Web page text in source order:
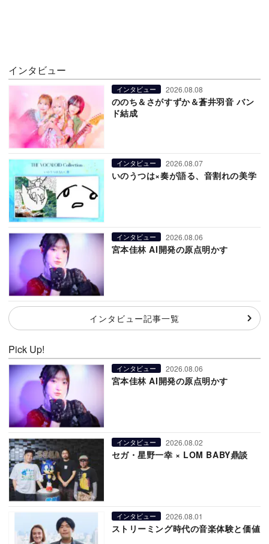
インタビュー
インタビュー 2026.08.08
ののち＆さがすずか＆蒼井羽音 バン
ド結成
インタビュー 2026.08.07
いのうつは×奏が語る、音割れの美学
インタビュー 2026.08.06
宮本佳林 AI開発の原点明かす
インタビュー記事一覧
Pick Up!
インタビュー 2026.08.06
宮本佳林 AI開発の原点明かす
インタビュー 2026.08.02
セガ・星野一幸 × LOM BABY鼎談
インタビュー 2026.08.01
ストリーミング時代の音楽体験と価値